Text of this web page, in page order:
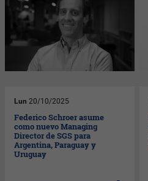
Lun 20/10/2025
Federico Schroer asume
como nuevo Managing
Director de SGS para
Argentina, Paraguay y
Uruguay